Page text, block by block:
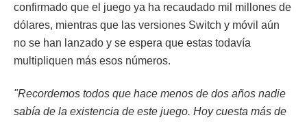
confirmado que el juego ya ha recaudado mil millones de
dólares, mientras que las versiones Switch y móvil aún
no se han lanzado y se espera que estas todavía
multipliquen más esos números.
"Recordemos todos que hace menos de dos años nadie
sabía de la existencia de este juego. Hoy cuesta más de